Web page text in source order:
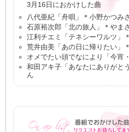
3月16日におかけした曲
八代亜紀「舟唄」＊小野かつみ
石原裕次郎「北の旅人」＊やま
江利チエミ「テネシーワルツ」
荒井由美「あの日に帰りたい」
オメでたい頭でなにより「今宵
和田アキ子「あなたにありがと
ん